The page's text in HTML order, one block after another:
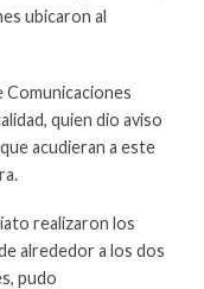
ubicaron al
Comunicaciones
quien dio aviso
acudieran a este
realizaron los
alrededor a los dos
pudo